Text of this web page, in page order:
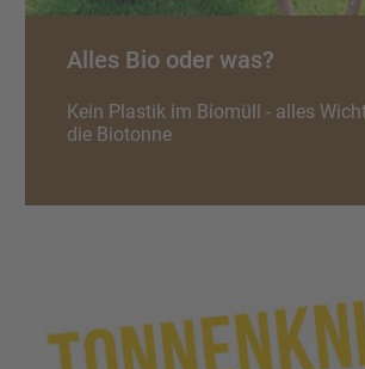
Alles Bio oder was?
Kein Plastik im Biomüll - alles
die Biotonne